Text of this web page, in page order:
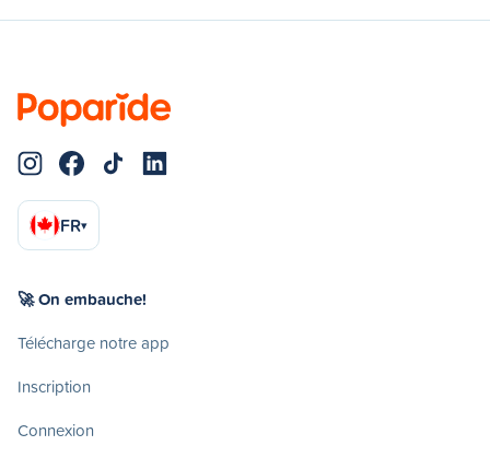
FR▾
🚀 On embauche!
Télécharge notre app
Inscription
Connexion